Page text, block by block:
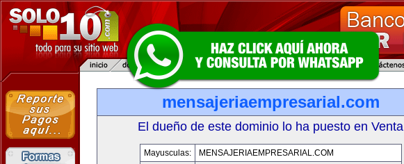
mensajeriaempresarial.com
El dueño de este dominio lo ha puesto en Venta
Mayusculas:
MENSAJERIAEMPRESARIAL.COM